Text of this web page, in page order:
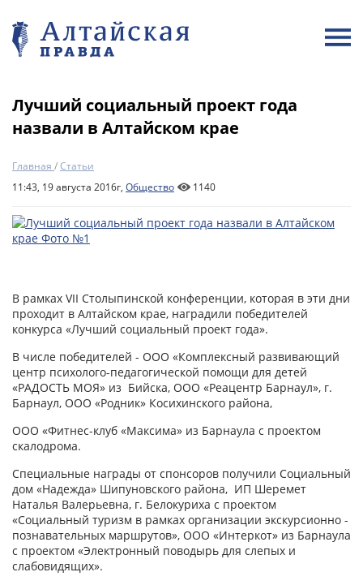
Лучший социальный проект года
назвали в Алтайском крае
Главная /Статьи
11:43, 19 августа 2016г, Общество 1140
В рамках VII Cтолыпинской конференции, которая в эти дни
проходит в Алтайском крае, наградили победителей
конкурса «Лучший социальный проект года».
В числе победителей - ООО «Комплексный развивающий
центр психолого-педагогической помощи для детей
«РАДОСТЬ МОЯ» из Бийска, ООО «Реацентр Барнаул», г.
Барнаул, ООО «Родник» Косихинского района,
ООО «Фитнес-клуб «Максима» из Барнаула с проектом
скалодрома.
Специальные награды от спонсоров получили Социальный
дом «Надежда» Шипуновского района, ИП Шеремет
Наталья Валерьевна, г. Белокуриха с проектом
«Социальный туризм в рамках организации экскурсионно -
познавательных маршрутов», ООО «Интеркот» из Барнаула
с проектом «Электронный поводырь для слепых и
слабовидящих».